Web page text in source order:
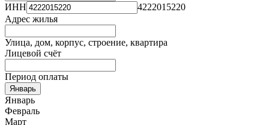
ИНН
4222015220
Адрес жилья
Улица, дом, корпус, строение, квартира
Лицевой счёт
Период оплаты
Январь
Январь
Февраль
Март